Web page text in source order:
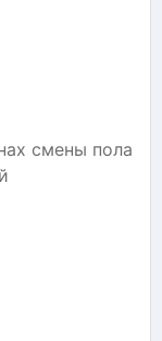
смены пола